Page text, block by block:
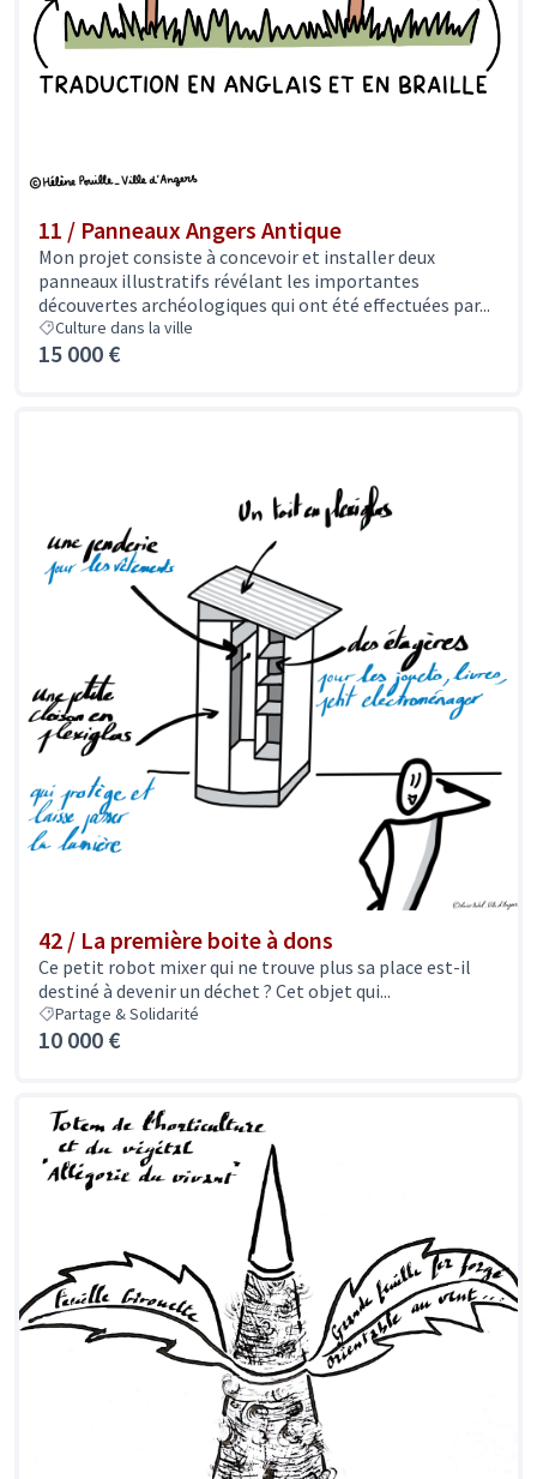
11 / Panneaux Angers Antique
Mon projet consiste à concevoir et installer deux
panneaux illustratifs révélant les importantes
découvertes archéologiques qui ont été effectuées par...
Culture dans la ville
15 000 €
42 / La première boite à dons
Ce petit robot mixer qui ne trouve plus sa place est-il
destiné à devenir un déchet ? Cet objet qui...
Partage & Solidarité
10 000 €